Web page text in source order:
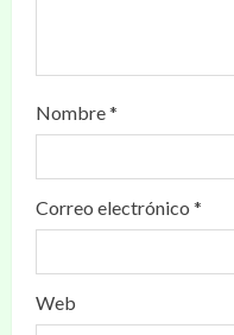
Nombre*
Correo electrónico *
Web